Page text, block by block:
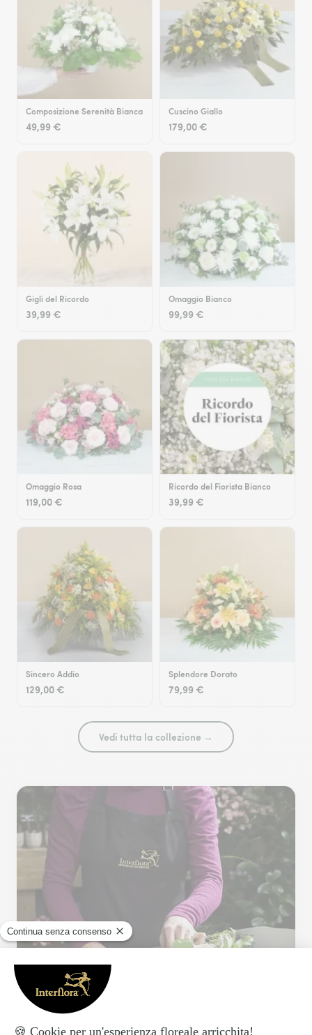
Composizione Serenità Bianca
49,99 €
Cuscino Giallo
179,00 €
Gigli del Ricordo
39,99 €
Omaggio Bianco
99,99 €
Omaggio Rosa
119,00 €
Ricordo del Fiorista Bianco
39,99 €
Sincero Addio
129,00 €
Splendore Dorato
79,99 €
Vedi tutta la collezione →